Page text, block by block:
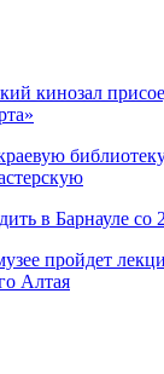
кинозал
в Барнауле со
пройдет
Алтая